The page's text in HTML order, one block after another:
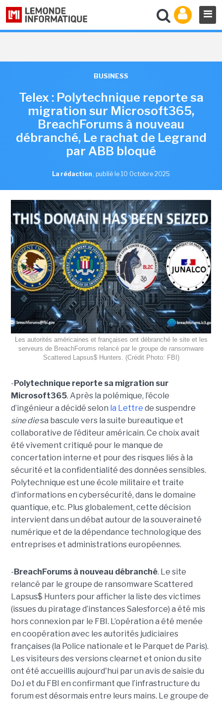
BUSINESS
Telex : Polytechnique reporte sa
migration sur Microsoft365,
BreachForums à nouveau
débranché, Le rachat de Legrand
par ABB bloqué
La rédaction , publié le 10 Octobre 2025
Les autorités américaines et françaises ont débranché le site et les
serveurs de BreachForums relancé par le groupe de ransomware
Scattered Lapsus$ Hunters. (Crédit Photo: FBI)
- Polytechnique reporte sa migration sur
Microsoft365. Après la polémique, l’école
d’ingénieur a décidé selon la Lettre de suspendre
sine diesa bascule vers la suite bureautique et
collaborative de l’éditeur américain. Ce choix avait
été vivement critiqué pour le manque de
concertation interne et pour des risques liés à la
sécurité et la confidentialité des données sensibles.
Polytechnique est une école militaire et traite
d’informations en cybersécurité, dans le domaine
quantique, etc. Plus globalement, cette décision
intervient dans un débat autour de la souveraineté
numérique et de la dépendance technologique des
entreprises et administrations européennes.
- BreachForums à nouveau débranché. Le site
relancé par le groupe de ransomware Scattered
Lapsus$ Hunters pour afficher la liste des victimes
(issues du piratage d’instances Salesforce) a été mis
hors connexion par le FBI. L’opération a été menée
en coopération avec les autorités judiciaires
françaises (la Police nationale et le Parquet de Paris).
Les visiteurs des versions clearnet et onion du site
ont été accueillis aujourd'hui par un avis de saisie du
DoJ et du FBI en confirmant que l’infrastructure du
forum est désormais entre leurs mains. Le groupe de